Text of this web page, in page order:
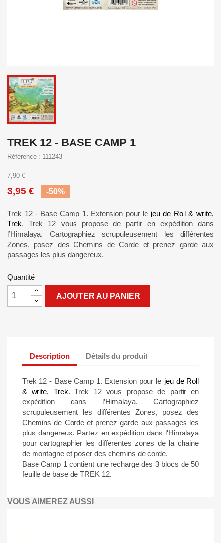
TREK 12 - BASE CAMP 1
Référence : 111243
7,90 €
3,95 € -50%
Trek 12 - Base Camp 1. Extension pour le jeu de Roll & write,
Trek. Trek 12 vous propose de partir en expédition dans
l’Himalaya. Cartographiez scrupuleusement les différentes
Zones, posez des Chemins de Corde et prenez garde aux
passages les plus dangereux.
Quantité
AJOUTER AU PANIER
Description Détails du produit
Trek 12 - Base Camp 1. Extension pour le jeu de Roll
& write, Trek. Trek 12 vous propose de partir en
expédition dans l’Himalaya. Cartographiez
scrupuleusement les différentes Zones, posez des
Chemins de Corde et prenez garde aux passages les
plus dangereux. Partez en expédition dans l'Himalaya
pour cartographier les différentes zones de la chaine
de montagne et poser des chemins de corde.
Base Camp 1 contient une recharge des 3 blocs de 50
feuille de base de TREK 12.
VOUS AIMEREZ AUSSI